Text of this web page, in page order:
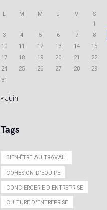
L M M J V S
1
3
4 5 6 7 8
10
11 12 13 14 15
17
18 19 20 21 22
24
25 26 27 28 29
31
« Juin
Tags
BIEN-ÊTRE AU TRAVAIL
COHÉSION D'ÉQUIPE
CONCIERGERIE D'ENTREPRISE
CULTURE D'ENTREPRISE